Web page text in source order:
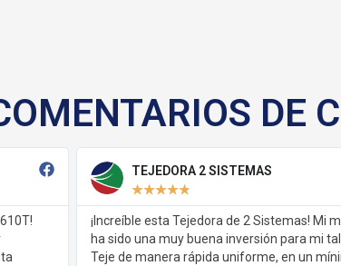
DE
TEJEDORA 2 SISTEMAS
★
esta Tejedora de 2 Sistemas! Mi máquina
sido una muy buena inversión para mi taller.
de manera rápida uniforme, en un mínimo de